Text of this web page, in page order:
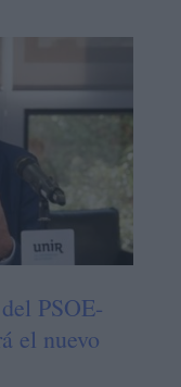
PSOE-
el nuevo